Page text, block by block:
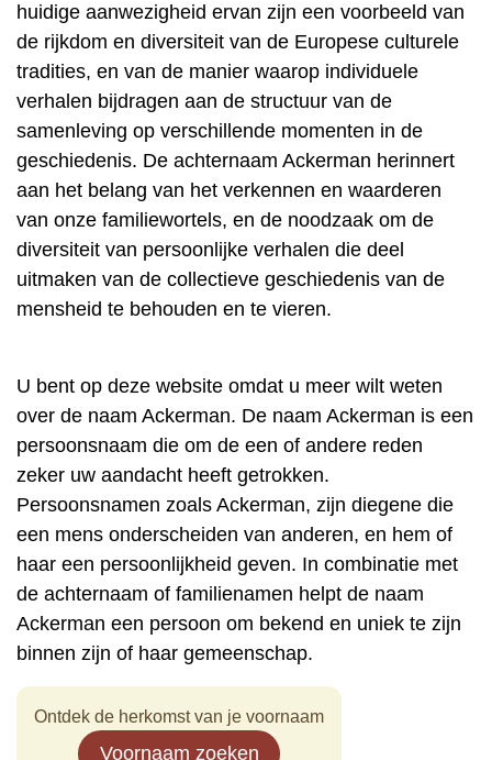
huidige aanwezigheid ervan zijn een voorbeeld van
de rijkdom en diversiteit van de Europese culturele
tradities, en van de manier waarop individuele
verhalen bijdragen aan de structuur van de
samenleving op verschillende momenten in de
geschiedenis. De achternaam Ackerman herinnert
aan het belang van het verkennen en waarderen
van onze familiewortels, en de noodzaak om de
diversiteit van persoonlijke verhalen die deel
uitmaken van de collectieve geschiedenis van de
mensheid te behouden en te vieren.
U bent op deze website omdat u meer wilt weten
over de naam Ackerman. De naam Ackerman is een
persoonsnaam die om de een of andere reden
zeker uw aandacht heeft getrokken.
Persoonsnamen zoals Ackerman, zijn diegene die
een mens onderscheiden van anderen, en hem of
haar een persoonlijkheid geven. In combinatie met
de achternaam of familienamen helpt de naam
Ackerman een persoon om bekend en uniek te zijn
binnen zijn of haar gemeenschap.
Ontdek de herkomst van je voornaam
Voornaam zoeken